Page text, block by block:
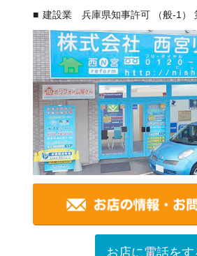
建設業 兵庫県知事許可 （般-1）
お店に電話をす